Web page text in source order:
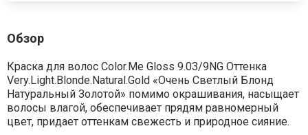
Обзор
Краска для волос Color.Me Gloss 9.03/9NG Оттенка
Very.Light.Blonde.Natural.Gold «Очень Светлый Блонд
Натуральный Золотой» помимо окрашивания, насыщает
волосы влагой, обеспечивает прядям равномерный
цвет, придает оттенкам свежесть и природное сияние.